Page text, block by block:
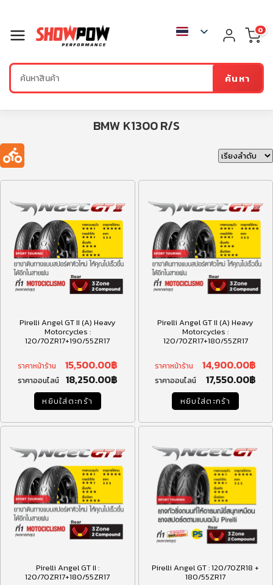
ค้นหา
0
BMW K1300 R/S
Pirelli Angel GT II (A) Heavy
Motorcycles :
120/70ZR17+190/55ZR17
ราคาหน้าร้าน 15,500.00฿
ราคาออนไลน์ 18,250.00฿
หยิบใส่ตะกร้า
Pirelli Angel GT II (A) Heavy
Motorcycles :
120/70ZR17+180/55ZR17
ราคาหน้าร้าน 14,900.00฿
ราคาออนไลน์ 17,550.00฿
หยิบใส่ตะกร้า
Pirelli Angel GT II :
120/70ZR17+180/55ZR17
Pirelli Angel GT : 120/70ZR18 +
180/55ZR17